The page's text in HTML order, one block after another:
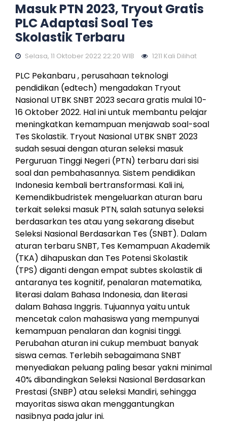
Masuk PTN 2023, Tryout Gratis
PLC Adaptasi Soal Tes
Skolastik Terbaru
Selasa, 11 Oktober 2022 22:20 WIB 1211 Kali Dilihat
PLC Pekanbaru , perusahaan teknologi
pendidikan (edtech) mengadakan Tryout
Nasional UTBK SNBT 2023 secara gratis mulai 10-
16 Oktober 2022. Hal ini untuk membantu pelajar
meningkatkan kemampuan menjawab soal-soal
Tes Skolastik. Tryout Nasional UTBK SNBT 2023
sudah sesuai dengan aturan seleksi masuk
Perguruan Tinggi Negeri (PTN) terbaru dari sisi
soal dan pembahasannya. Sistem pendidikan
Indonesia kembali bertransformasi. Kali ini,
Kemendikbudristek mengeluarkan aturan baru
terkait seleksi masuk PTN, salah satunya seleksi
berdasarkan tes atau yang sekarang disebut
Seleksi Nasional Berdasarkan Tes (SNBT). Dalam
aturan terbaru SNBT, Tes Kemampuan Akademik
(TKA) dihapuskan dan Tes Potensi Skolastik
(TPS) diganti dengan empat subtes skolastik di
antaranya tes kognitif, penalaran matematika,
literasi dalam Bahasa Indonesia, dan literasi
dalam Bahasa Inggris. Tujuannya yaitu untuk
mencetak calon mahasiswa yang mempunyai
kemampuan penalaran dan kognisi tinggi.
Perubahan aturan ini cukup membuat banyak
siswa cemas. Terlebih sebagaimana SNBT
menyediakan peluang paling besar yakni minimal
40% dibandingkan Seleksi Nasional Berdasarkan
Prestasi (SNBP) atau seleksi Mandiri, sehingga
mayoritas siswa akan menggantungkan
nasibnya pada jalur ini.